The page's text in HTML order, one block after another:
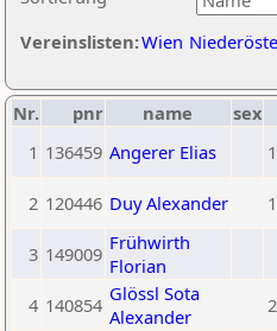
Vereinslisten:Wien
Nr. pnr name sex
1 136459 Angerer Elias
2 120446 Duy Alexander
3 149009 Frühwirth
Florian
4 140854 Glössl Sota
Alexander